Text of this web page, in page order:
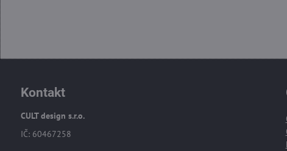
Kontakt
CULT design s.r.o.
IČ: 60467258